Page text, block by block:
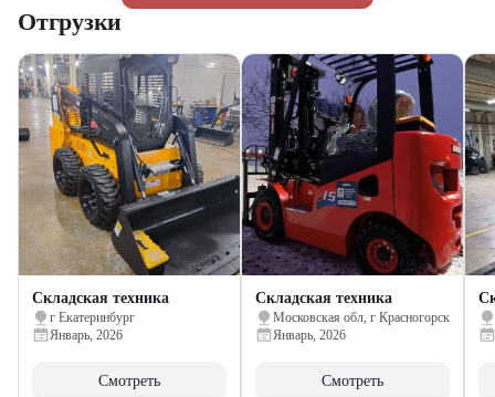
Отгрузки
Складская техника
г Екатеринбург
Январь, 2026
Смотреть
Складская техника
Московская обл, г Красногорск
Январь, 2026
Смотреть